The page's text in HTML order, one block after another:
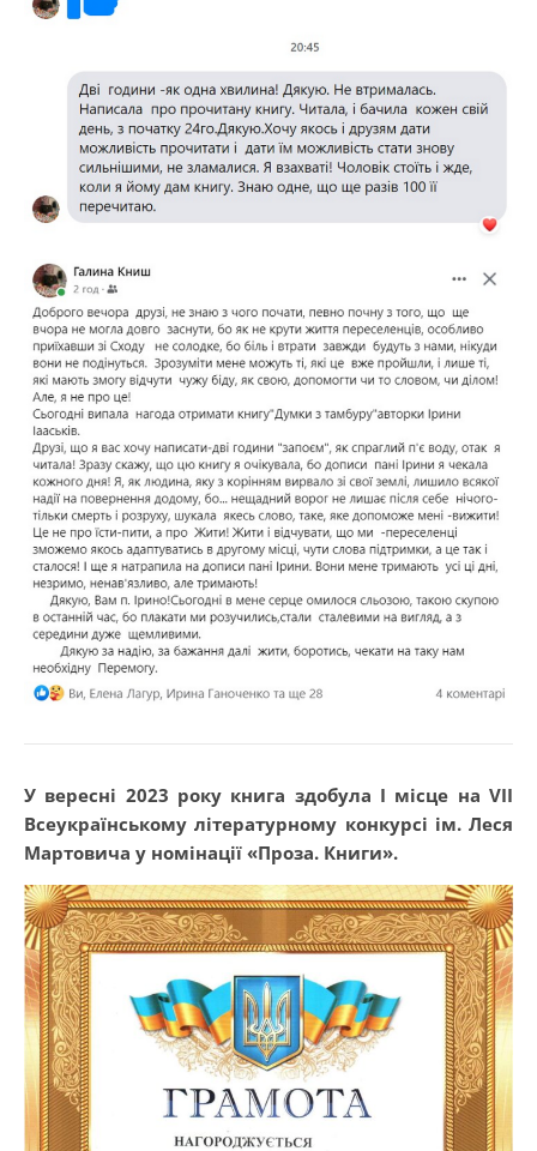
У вересні 2023 року книга здобула І місце на VII
Всеукраїнському літературному конкурсі ім. Леся
Мартовича у номінації «Проза. Книги».